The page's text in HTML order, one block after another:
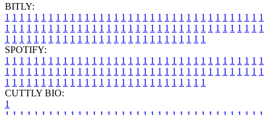
BITLY:
1 1 1 1 1 1 1 1 1 1 1 1 1 1 1 1 1 1 1 1 1 1 1 1 1 1 1 1 1 1 1 1 1 1 1 1
1 1 1 1 1 1 1 1 1 1 1 1 1 1 1 1 1 1 1 1 1 1 1 1 1 1 1 1 1 1 1 1 1 1 1 1
1 1 1 1 1 1 1 1 1 1 1 1 1 1 1 1 1 1 1 1 1 1 1 1 1 1 1 1
SPOTIFY:
1 1 1 1 1 1 1 1 1 1 1 1 1 1 1 1 1 1 1 1 1 1 1 1 1 1 1 1 1 1 1 1 1 1 1 1
1 1 1 1 1 1 1 1 1 1 1 1 1 1 1 1 1 1 1 1 1 1 1 1 1 1 1 1 1 1 1 1 1 1 1 1
1 1 1 1 1 1 1 1 1 1 1 1 1 1 1 1 1 1 1 1 1 1 1 1 1 1 1 1
CUTTLY BIO:
1